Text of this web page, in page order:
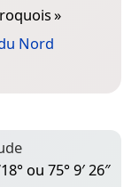
»
Nord
ou 75° 9′ 26″